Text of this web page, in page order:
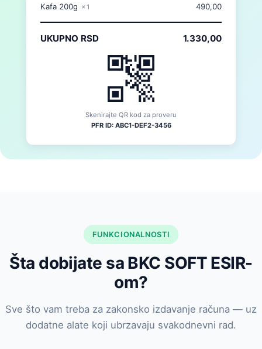
Kafa 200g ×1 490,00
UKUPNO RSD 1.330,00
Skenirajte QR kod za proveru
PFR ID: ABC1-DEF2-3456
FUNKCIONALNOSTI
Šta dobijate sa BKC SOFT ESIR-
om?
Sve što vam treba za zakonsko izdavanje računa — uz
dodatne alate koji ubrzavaju svakodnevni rad.